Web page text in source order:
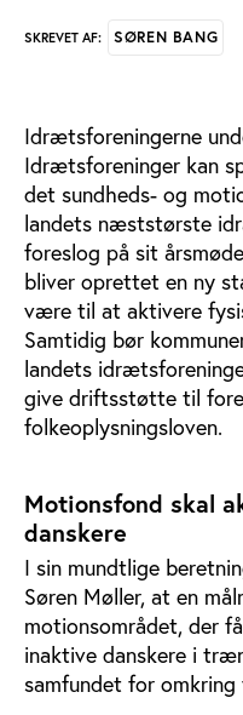
SKREVET AF: SØREN BANG
Idrætsforeningerne
Idrætsforeninger kan
det sundheds- og
landets næststørste
foreslog på sit
bliver oprettet en ny
være til at aktivere
Samtidig bør
landets
give driftsstøtte til
folkeoplysningsloven.
Motionsfond skal
danskere
I sin mundtlige
Søren Møller, at en
motionsområdet, der
inaktive danskere i
samfundet for